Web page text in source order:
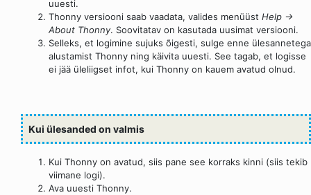
uuesti.
Thonny versiooni saab vaadata, valides menüüst Help →
About Thonny. Soovitatav on kasutada uusimat versiooni.
Selleks, et logimine sujuks õigesti, sulge enne ülesannetega
alustamist Thonny ning käivita uuesti. See tagab, et logisse
ei jää üleliigset infot, kui Thonny on kauem avatud olnud.
Kui ülesanded on valmis
Kui Thonny on avatud, siis pane see korraks kinni (siis tekib
viimane logi).
Ava uuesti Thonny.